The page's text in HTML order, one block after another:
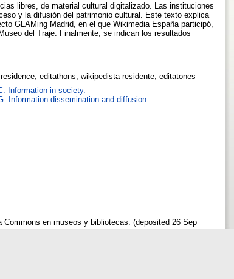
libres, de material cultural digitalizado. Las instituciones
y la difusión del patrimonio cultural. Este texto explica
GLAMing Madrid, en el que Wikimedia España participó,
del Traje. Finalmente, se indican los resultados
editathons, wikipedista residente, editatones
Information in society.
Information dissemination and diffusion.
en museos y bibliotecas. (deposited 26 Sep